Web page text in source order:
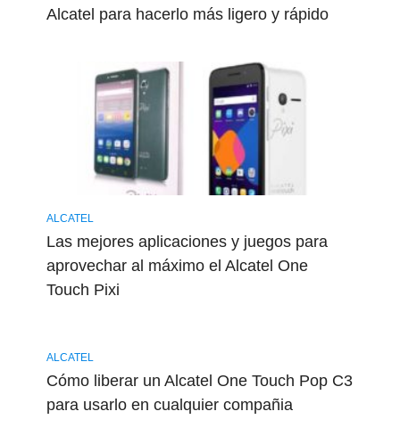
Alcatel para hacerlo más ligero y rápido
ALCATEL
Las mejores aplicaciones y juegos para
aprovechar al máximo el Alcatel One
Touch Pixi
ALCATEL
Cómo liberar un Alcatel One Touch Pop C3
para usarlo en cualquier compañia